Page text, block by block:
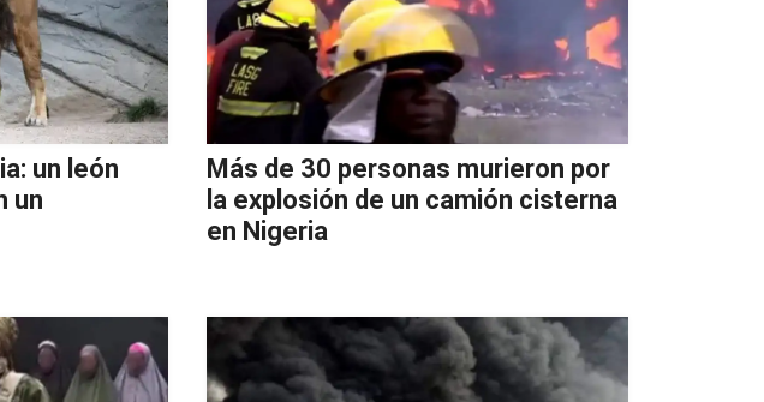
un león
un
Más de 30 personas murieron por
la explosión de un camión cisterna
en Nigeria